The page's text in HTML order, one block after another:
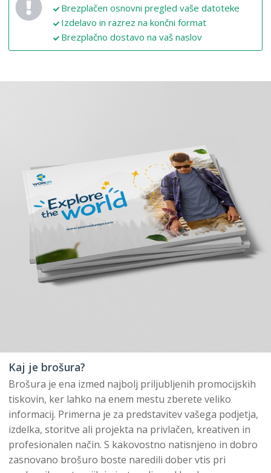
Brezplačen osnovni pregled vaše datoteke
Izdelavo in razrez na končni format
Brezplačno dostavo na vaš naslov
Kaj je brošura?
Brošura je ena izmed najbolj priljubljenih promocijskih
tiskovin, ker lahko na enem mestu zberete veliko
informacij. Primerna je za predstavitev vašega podjetja,
izdelka, storitve ali projekta na privlačen, kreativen in
profesionalen način. S kakovostno natisnjeno in dobro
zasnovano brošuro boste naredili dober vtis pri